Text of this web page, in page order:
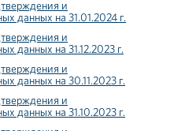
и
данных на 31.01.2024 г.
и
данных на 31.12.2023 г.
и
данных на 30.11.2023 г.
и
данных на 31.10.2023 г.